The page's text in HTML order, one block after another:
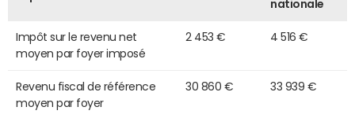
nationale
Impôt sur le revenu net
moyen par foyer imposé
2 453 € 4 516 €
Revenu fiscal de référence
moyen par foyer
30 860 € 33 939 €